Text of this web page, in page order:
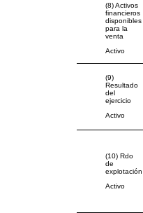
(8) Activos
financieros
disponibles
para la
venta
Activo
(9)
Resultado
del
ejercicio
Activo
(10) Rdo
de
explotación
Activo